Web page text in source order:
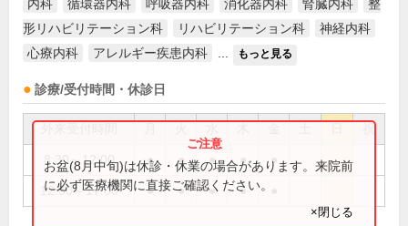
内科 循環器内科 呼吸器内科 消化器内科 腎臓内科
整
形リハビリテーション科
リハビリテーション科
神経内科
心療内科
アレルギー疾患内科 もっと見る
診療/受付時間・休診日
祝
8:30～12:00 ● ● ● ● ●
12:30～17:00 ● ● ● ●
お盆(8月中旬)は休診・休業の場合があります。来院前
に必ず医療機関に直接ご確認ください。
×閉じる